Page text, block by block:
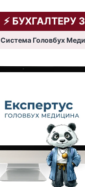
⚡️ БУХГАЛТЕРУ
Система Головбух